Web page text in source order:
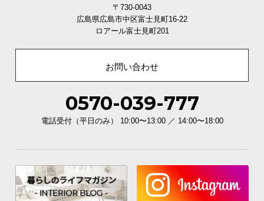
〒730-0043
広島県広島市中区富士見町16-22
ロアール富士見町201
お問い合わせ
0570-039-777
電話受付（平日のみ） 10:00〜13:00 ／ 14:00〜18:00